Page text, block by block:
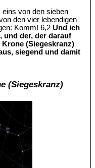
von den sieben
den vier lebendigen
Komm! 6,2Und ich
und der, der darauf
(Siegeskranz)
siegend und damit
(Siegeskranz)